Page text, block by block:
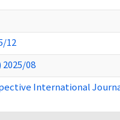
12
2025/08
International